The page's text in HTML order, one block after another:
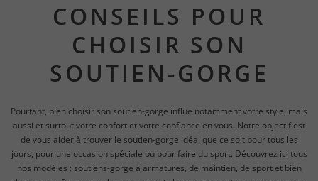
CONSEILS POUR
CHOISIR SON
SOUTIEN-GORGE
Pourtant, bien choisir son soutien-gorge influe notamment votre style, mais
aussi et surtout votre confort et votre confiance en vous. Notre objectif est
de vous aider à trouver le soutien-gorge idéal que ce soit pour tous les
jours, pour une occasion spéciale ou pour faire du sport. Découvrez ici tous
nos modèles : soutiens-gorge à armatures, de maintien, de sport et bien